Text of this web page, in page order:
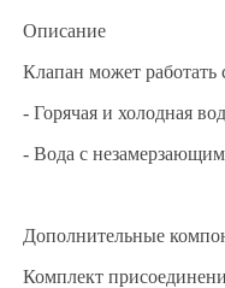
Описание
Клапан может
- Горячая и холодная
- Вода с
Дополнительные
Комплект